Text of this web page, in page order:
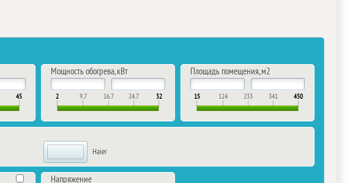
45
Мощность обогрева, кВт
2 9.7 16.7 24.7 32
Площадь помещения, м2
15 124 233 341 450
Haier
Напряжение